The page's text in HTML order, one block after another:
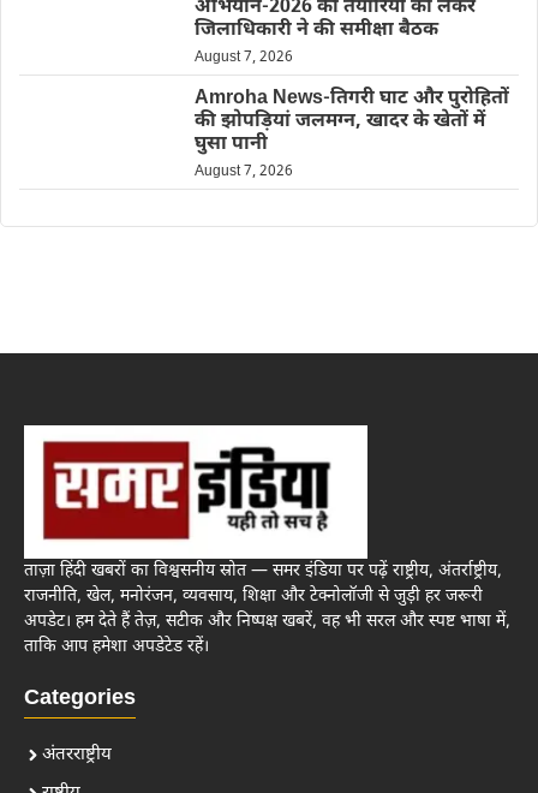
अभियान-2026 की तैयारियों को लेकर
जिलाधिकारी ने की समीक्षा बैठक
August 7, 2026
Amroha News-तिगरी घाट और पुरोहितों
की झोपड़ियां जलमग्न, खादर के खेतों में
घुसा पानी
August 7, 2026
ताज़ा हिंदी खबरों का विश्वसनीय स्रोत — समर इंडिया पर पढ़ें राष्ट्रीय, अंतर्राष्ट्रीय,
राजनीति, खेल, मनोरंजन, व्यवसाय, शिक्षा और टेक्नोलॉजी से जुड़ी हर जरूरी
अपडेट। हम देते हैं तेज़, सटीक और निष्पक्ष खबरें, वह भी सरल और स्पष्ट भाषा में,
ताकि आप हमेशा अपडेटेड रहें।
Categories
अंतरराष्ट्रीय